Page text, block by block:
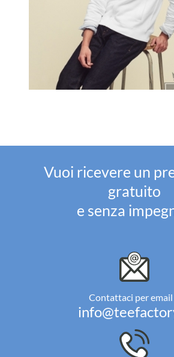
Vuoi ricevere un
gratuito
e senza
Contattaci per email